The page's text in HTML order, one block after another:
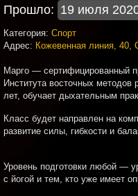
Прошло: 19 июля
Категория: Спорт
Адрес: Кожевенная линия, 40,
Марго — сертифицированный
Института восточных методов
лет, обучает дыхательным
Класс будет направлен на
развитие силы, гибкости и
Уровень подготовки любой —
с йогой и тем, кто уже имеет